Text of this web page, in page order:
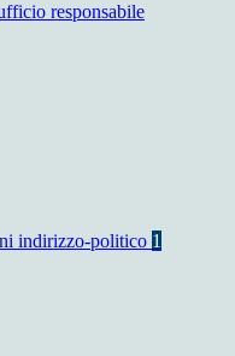
responsabile
indirizzo-politico 1